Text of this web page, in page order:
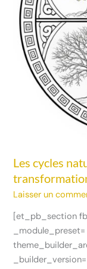
Les cycles
Laisser un
[et_pb_section
transformations
personnelles